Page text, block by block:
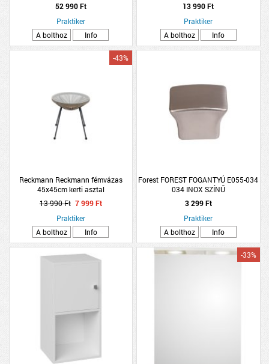
AJTÓ
52 990 Ft
Praktiker
A bolthoz
Info
13 990 Ft
Praktiker
A bolthoz
Info
Reckmann Reckmann fémvázas
45x45cm kerti asztal
-43%
13 990 Ft 7 999 Ft
Praktiker
A bolthoz
Info
Forest FOREST FOGANTYÚ E055-034
034 INOX SZÍNŰ
3 299 Ft
Praktiker
A bolthoz
Info
-33%